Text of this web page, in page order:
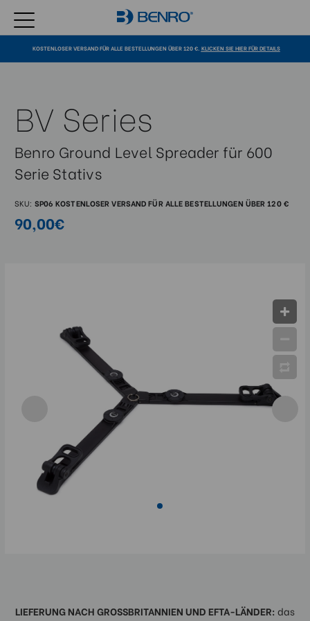
KOSTENLOSER VERSAND FÜR ALLE BESTELLUNGEN ÜBER 120 €. KLICKEN SIE HIER FÜR DETAILS
BV Series
Benro Ground Level Spreader für 600
Serie Stativs
SKU: SP06 KOSTENLOSER VERSAND FÜR ALLE BESTELLUNGEN ÜBER 120 €
90,00€
LIEFERUNG NACH GROSSBRITANNIEN UND EFTA-LÄNDER: das